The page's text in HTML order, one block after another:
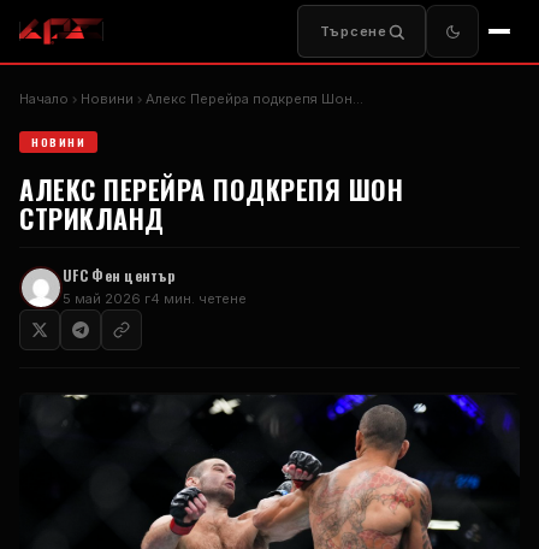
Търсене
Начало Новини Алекс Перейра подкрепя Шон...
НОВИНИ
АЛЕКС ПЕРЕЙРА ПОДКРЕПЯ ШОН
СТРИКЛАНД
UFCФен център
5 май 2026 г4 мин. четене